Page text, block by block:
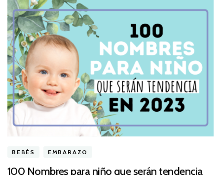
BEBÉS EMBARAZO
100 Nombres para niño que serán tendencia